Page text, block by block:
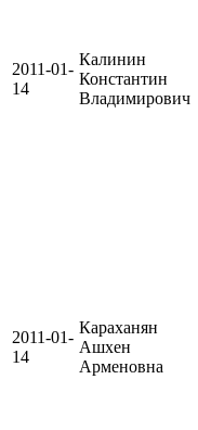
2011-01-
14
Калинин
Константин
Владимирович
2011-01-
14
Караханян
Ашхен
Арменовна